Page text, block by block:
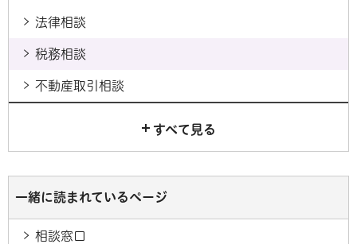
法律相談
税務相談
不動産取引相談
すべて見る
一緒に読まれているページ
相談窓口